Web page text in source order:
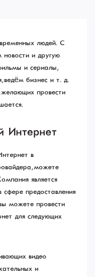
людей. С
и другую
и сериалы,
ведём бизнес и т. д.
желающих провести
Интернет
в
можете
является
предоставления
можете провести
для следующих
видео
и